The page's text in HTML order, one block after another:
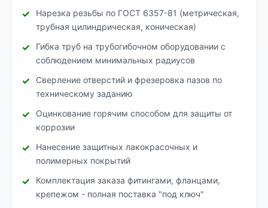
Нарезка резьбы по ГОСТ 6357-81 (метрическая,
трубная цилиндрическая, коническая)
Гибка труб на трубогибочном оборудовании с
соблюдением минимальных радиусов
Сверление отверстий и фрезеровка пазов по
техническому заданию
Оцинкование горячим способом для защиты от
коррозии
Нанесение защитных лакокрасочных и
полимерных покрытий
Комплектация заказа фитингами, фланцами,
крепежом - полная поставка "под ключ"